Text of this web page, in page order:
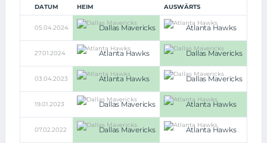
DATUM HEIM AUSWÄRTS
05.04.2024 Dallas Mavericks Atlanta Hawks
27.01.2024 Atlanta Hawks Dallas Mavericks
03.04.2023 Atlanta Hawks Dallas Mavericks
19.01.2023 Dallas Mavericks Atlanta Hawks
07.02.2022 Dallas Mavericks Atlanta Hawks